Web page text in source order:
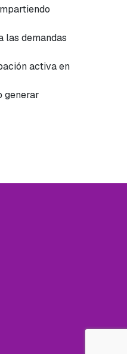
las demandas
activa en
generar